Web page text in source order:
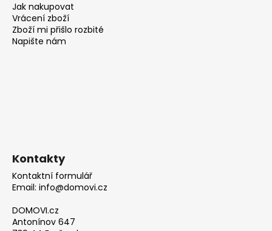
Jak nakupovat
Vrácení zboží
Zboží mi přišlo rozbité
Napište nám
Kontakty
Kontaktní formulář
Email: info@domovi.cz
DOMOVI.cz
Antonínov 647